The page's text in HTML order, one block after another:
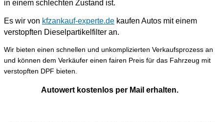
in einem schlechten Zustand ist.
Es wir von kfzankauf-experte.de kaufen Autos mit einem
verstopften Dieselpartikelfilter an.
Wir bieten einen schnellen und unkomplizierten Verkaufsprozess an
und können dem Verkäufer einen fairen Preis für das Fahrzeug mit
verstopften DPF bieten.
Autowert kostenlos per Mail erhalten.